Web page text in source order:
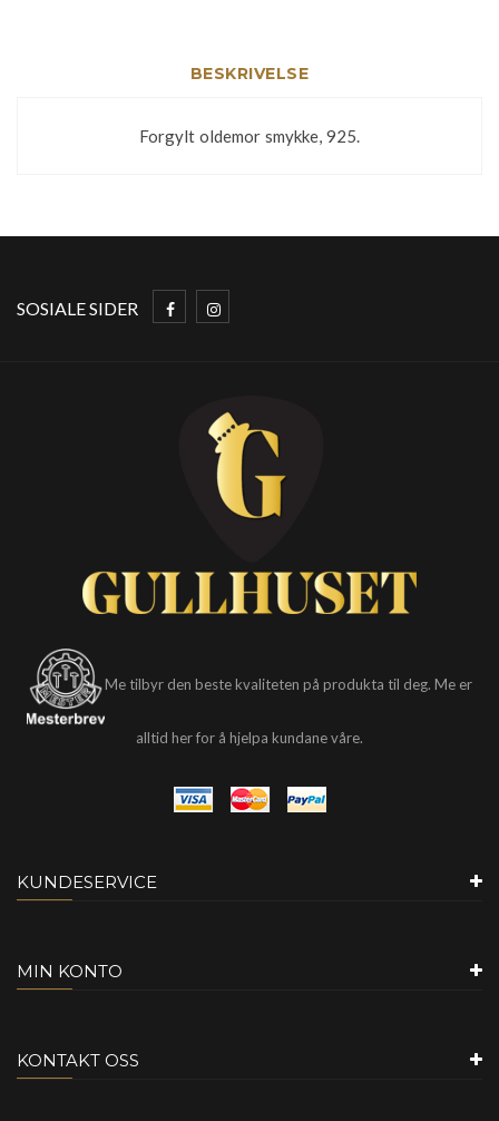
BESKRIVELSE
Forgylt oldemor smykke, 925.
SOSIALE SIDER
Me tilbyr den beste kvaliteten på produkta til deg. Me er
alltid her for å hjelpa kundane våre.
KUNDESERVICE
MIN KONTO
KONTAKT OSS